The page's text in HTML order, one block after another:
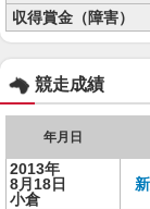
収得賞金（障害）
競走成績
年月日
2013年
8月18日
小倉